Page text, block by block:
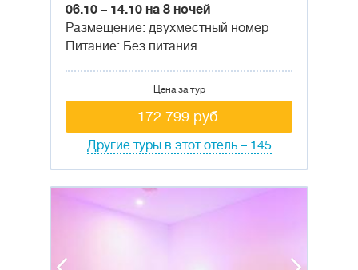
06.10 – 14.10 на 8 ночей
Размещение: двухместный номер
Питание: Без питания
Другие туры в этот отель – 145
Цена за тур
172 799 руб.